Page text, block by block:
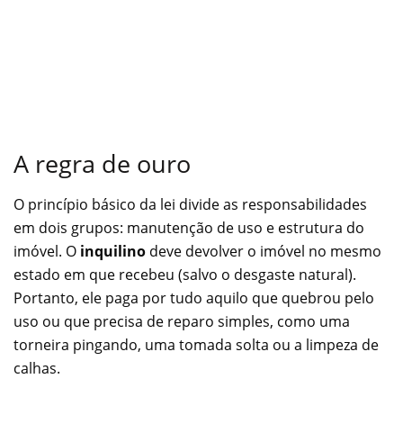
A regra de ouro
O princípio básico da lei divide as responsabilidades
em dois grupos: manutenção de uso e estrutura do
imóvel. O inquilino deve devolver o imóvel no mesmo
estado em que recebeu (salvo o desgaste natural).
Portanto, ele paga por tudo aquilo que quebrou pelo
uso ou que precisa de reparo simples, como uma
torneira pingando, uma tomada solta ou a limpeza de
calhas.